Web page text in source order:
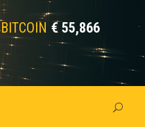
BITCOIN €55,866